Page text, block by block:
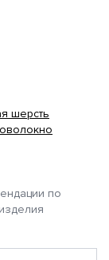
шерсть
по